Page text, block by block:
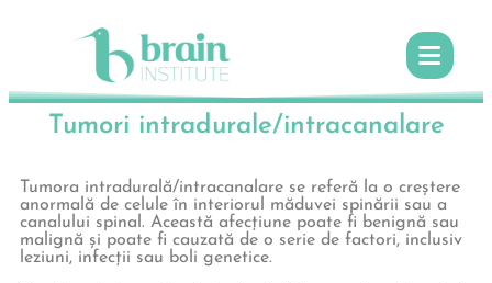
Tumori intradurale/intracanalare
Tumora intradurală/intracanalare se referă la o creștere
anormală de celule în interiorul măduvei spinării sau a
canalului spinal. Această afecțiune poate fi benignă sau
malignă și poate fi cauzată de o serie de factori, inclusiv
leziuni, infecții sau boli genetice.